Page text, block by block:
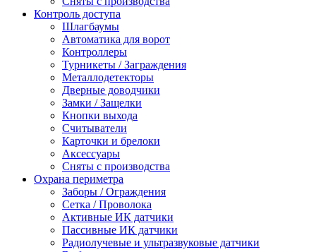
Контроль доступа
Шлагбаумы
Автоматика для ворот
Контроллеры
Турникеты / Заграждения
Металлодетекторы
Дверные доводчики
Замки / Защелки
Кнопки выхода
Считыватели
Карточки и брелоки
Аксессуары
Сняты с производства
Охрана периметра
Заборы / Ограждения
Сетка / Проволока
Активные ИК датчики
Пассивные ИК датчики
Радиолучевые и ультразвуковые датчики